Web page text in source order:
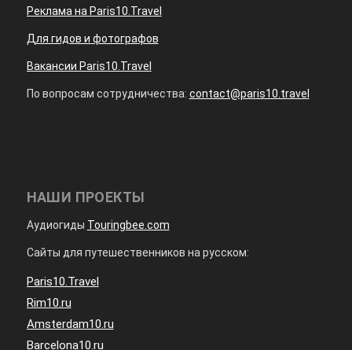
Реклама на Paris10.Travel
Для гидов и фотографов
Вакансии Paris10.Travel
По вопросам сотрудничества: contact@paris10.travel
НАШИ ПРОЕКТЫ
Аудиогиды Touringbee.com
Сайты для путешественников на русском:
Paris10.Travel
Rim10.ru
Amsterdam10.ru
Barcelona10.ru